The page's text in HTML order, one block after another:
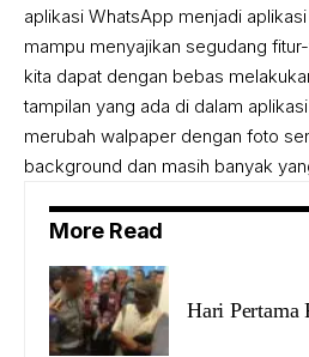
aplikasi WhatsApp menjadi aplikasi
mampu menyajikan segudang
kita dapat dengan bebas
tampilan yang ada di dalam
merubah walpaper dengan foto
background dan masih banyak
More Read
Hari Pertama